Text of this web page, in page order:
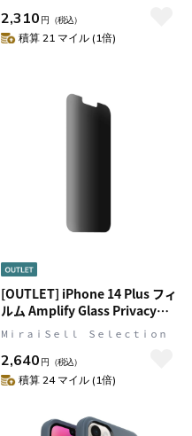
(77-88842)
2,310 円 （税込）
積算 21 マイル (1倍)
[OUTLET] iPhone 14 Plus フィ
ルム Amplify Glass Privacy
Antimicrobial 抗菌性 プライバ
シー保護 OtterBox オッターボ
ックス (77-88988)
MⅰｒａｉＳｅｌｌ Ｓｅｌｅｃｔｉｏｎ
2,640 円 （税込）
積算 24 マイル (1倍)